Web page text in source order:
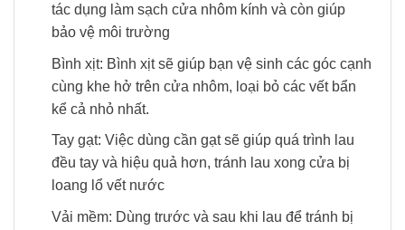
tác dụng làm sạch cửa nhôm kính và còn giúp
bảo vệ môi trường
Bình xịt: Bình xịt sẽ giúp bạn vệ sinh các góc cạnh
cùng khe hở trên cửa nhôm, loại bỏ các vết bẩn
kể cả nhỏ nhất.
Tay gạt: Việc dùng cần gạt sẽ giúp quá trình lau
đều tay và hiệu quả hơn, tránh lau xong cửa bị
loang lổ vết nước
Vải mềm: Dùng trước và sau khi lau để tránh bị